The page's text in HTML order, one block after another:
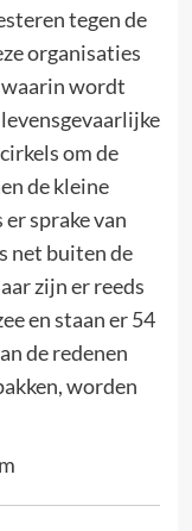
tegen de
organisaties
wordt
om de
de kleine
sprake van
net buiten de
zijn er reeds
en staan er 54
de redenen
worden